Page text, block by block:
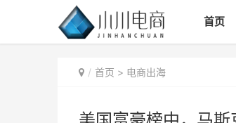
首页
首页 > 电商出海